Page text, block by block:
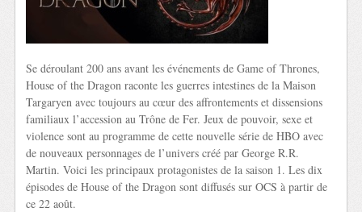
Se déroulant 200 ans avant les événements de Game of Thrones,
House of the Dragon raconte les guerres intestines de la Maison
Targaryen avec toujours au cœur des affrontements et dissensions
familiaux l’accession au Trône de Fer. Jeux de pouvoir, sexe et
violence sont au programme de cette nouvelle série de HBO avec
de nouveaux personnages de l’univers créé par George R.R.
Martin. Voici les principaux protagonistes de la saison 1. Les dix
épisodes de House of the Dragon sont diffusés sur OCS à partir de
ce 22 août.